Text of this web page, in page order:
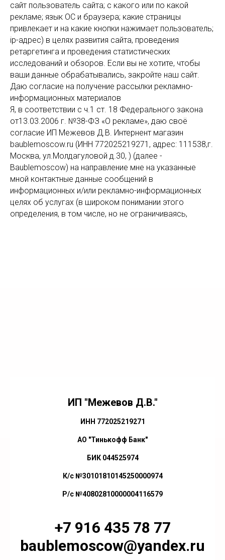
сайт пользователь сайта; с какого или по какой
рекламе; язык ОС и браузера; какие страницы
привлекает и на какие кнопки нажимает пользователь;
ip-адрес) в целях развития сайта, проведения
ретаргетинга и проведения статистических
исследований и обзоров. Если вы не хотите, чтобы
ваши данные обрабатывались, закройте наш сайт.
Даю согласие на получение рассылки рекламно-
информационных материалов
Я, в соответствии с ч.1 ст. 18 Федерального закона
от13.03.2006 г. №38-ФЗ «О рекламе», даю своё
согласие ИП Межевов Д.В. Интернент магазин
baublemoscow.ru (ИНН 772025219271, адрес: 111538,г.
Москва, ул.Молдагуловой д.30, ) (далее -
Baublemoscow) на направление мне на указанные
мной контактные данные сообщений в
информационных и/или рекламно-информационных
целях об услугах (в широком понимании этого
определения, в том числе, но не ограничиваясь,
ИП "Межевов Д.В."
ИНН 772025219271
АО "Тинькофф Банк"
БИК 044525974
К/с №30101810145250000974
Р/с №40802810000004116579
+7 916 435 78 77
baublemoscow@yandex.ru